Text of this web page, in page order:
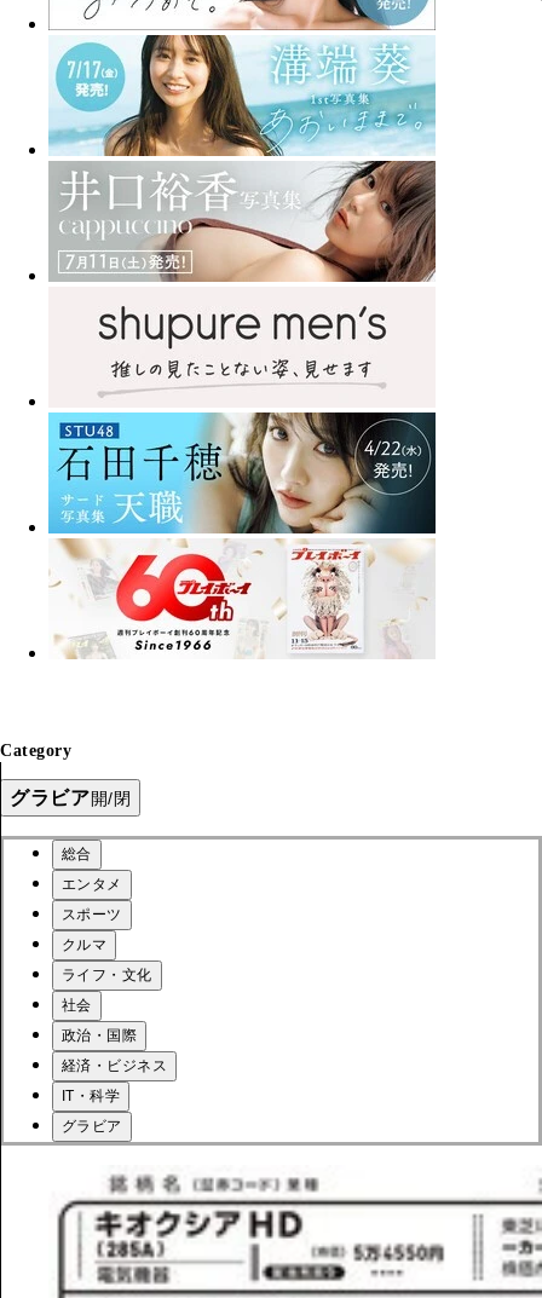
Category
グラビア開/閉
総合
エンタメ
スポーツ
クルマ
ライフ・文化
社会
政治・国際
経済・ビジネス
IT・科学
グラビア